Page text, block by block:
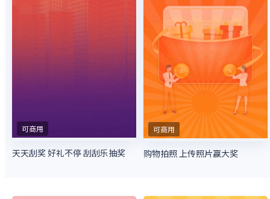
可商用
天天刮奖 好礼不停 刮刮乐抽奖
可商用
购物拍照 上传照片赢大奖